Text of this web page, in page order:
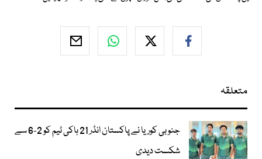
متعلقہ
جنوبی کوریا نے پاکستان انڈر 21 ہاکی ٹیم کو 2-6 سے
شکست دیدی